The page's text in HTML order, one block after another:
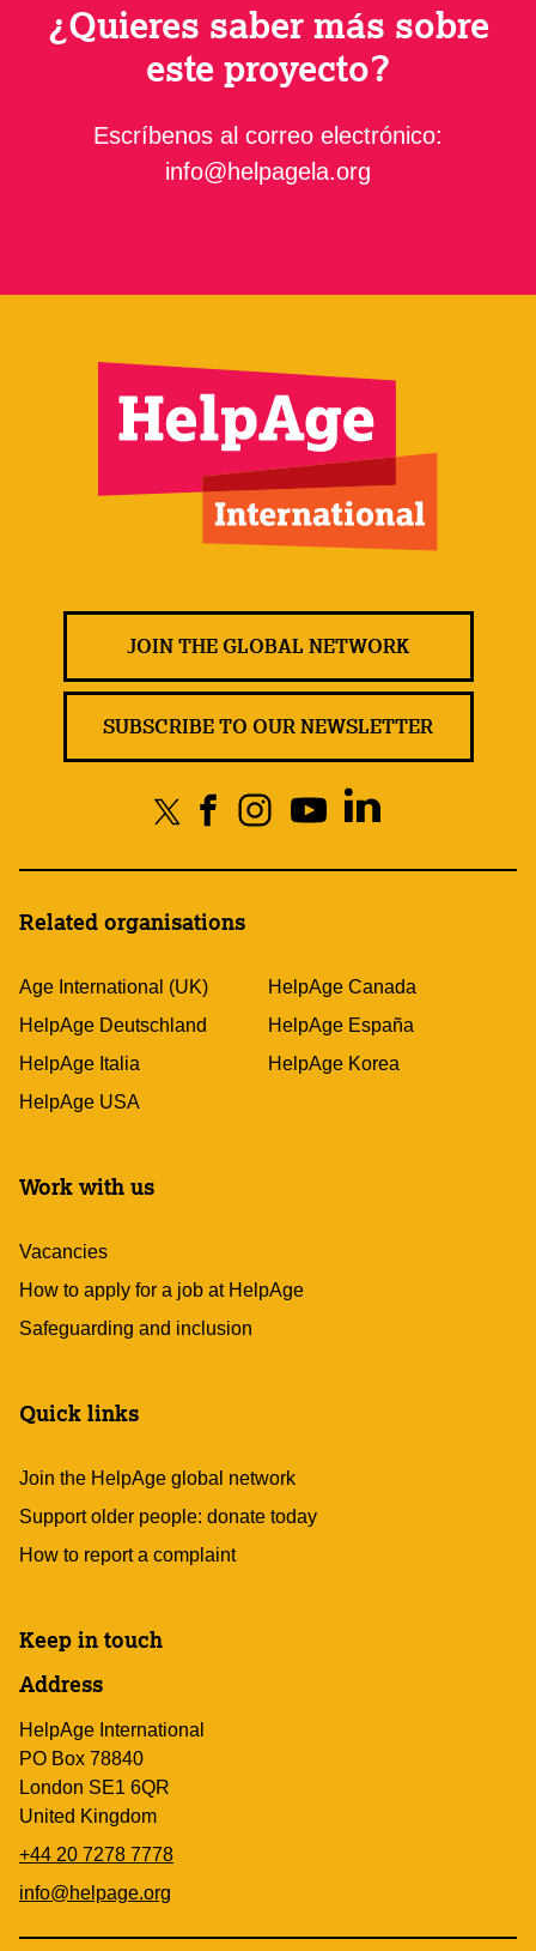
¿Quieres saber más sobre
este proyecto?
Escríbenos al correo electrónico:
info@helpagela.org
JOIN THE GLOBAL NETWORK
SUBSCRIBE TO OUR NEWSLETTER
Related organisations
Age International (UK)
HelpAge Canada
HelpAge Deutschland
HelpAge España
HelpAge Italia
HelpAge Korea
HelpAge USA
Work with us
Vacancies
How to apply for a job at HelpAge
Safeguarding and inclusion
Quick links
Join the HelpAge global network
Support older people: donate today
How to report a complaint
Keep in touch
Address
HelpAge International
PO Box 78840
London SE1 6QR
United Kingdom
+44 20 7278 7778
info@helpage.org